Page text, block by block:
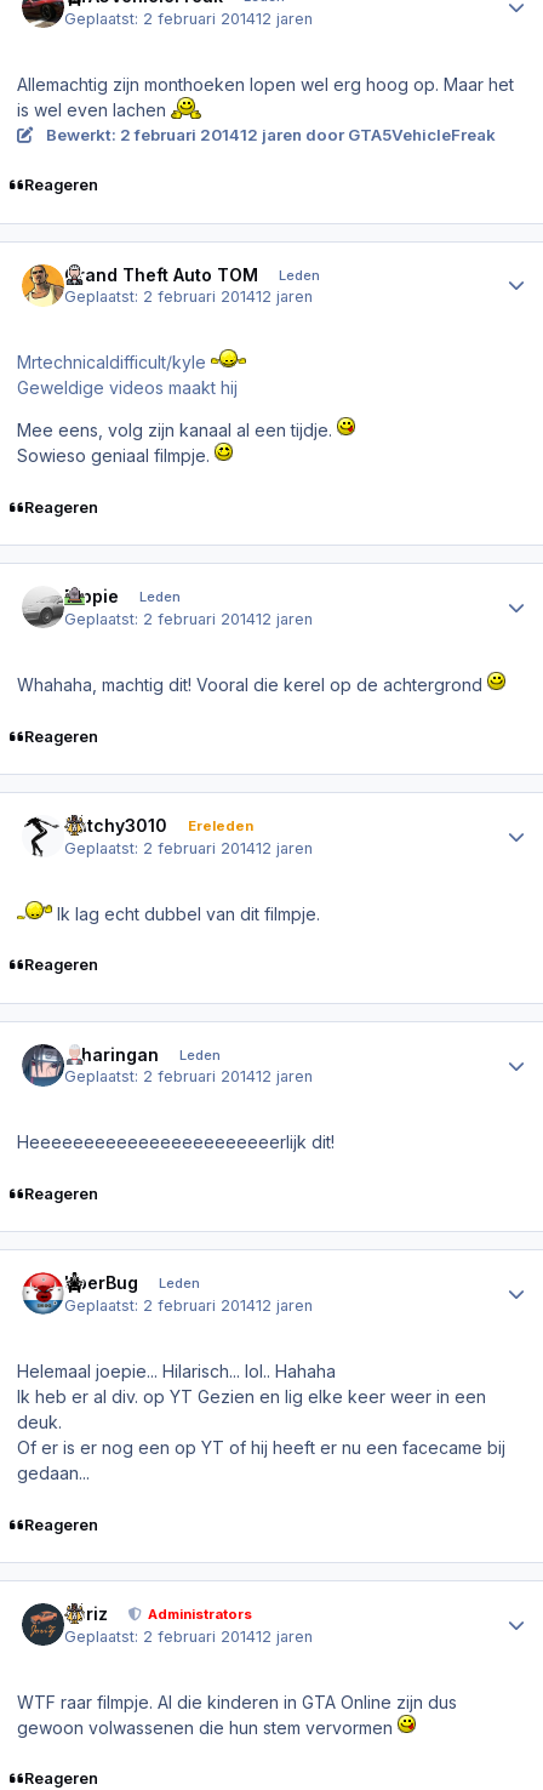
Geplaatst: 2 februari 201412 jaren
Allemachtig zijn monthoeken lopen wel erg hoog op. Maar het
is wel even lachen
Bewerkt: 2 februari 201412 jaren door GTA5VehicleFreak
Reageren
Grand Theft Auto TOM Leden
Geplaatst: 2 februari 201412 jaren
Mrtechnicaldifficult/kyle
Geweldige videos maakt hij
Mee eens, volg zijn kanaal al een tijdje.
Sowieso geniaal filmpje.
Reageren
Dippie Leden
Geplaatst: 2 februari 201412 jaren
Whahaha, machtig dit! Vooral die kerel op de achtergrond
Reageren
Dutchy3010 Ereleden
Geplaatst: 2 februari 201412 jaren
Ik lag echt dubbel van dit filmpje.
Reageren
.Sharingan Leden
Geplaatst: 2 februari 201412 jaren
Heeeeeeeeeeeeeeeeeeeeeeerlijk dit!
Reageren
UberBug Leden
Geplaatst: 2 februari 201412 jaren
Helemaal joepie... Hilarisch... lol.. Hahaha
Ik heb er al div. op YT Gezien en lig elke keer weer in een
deuk.
Of er is er nog een op YT of hij heeft er nu een facecame bij
gedaan...
Reageren
Joriz Administrators
Geplaatst: 2 februari 201412 jaren
WTF raar filmpje. Al die kinderen in GTA Online zijn dus
gewoon volwassenen die hun stem vervormen
Reageren